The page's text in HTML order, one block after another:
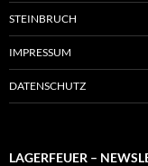
STEINBRUCH
IMPRESSUM
DATENSCHUTZ
LAGERFEUER –